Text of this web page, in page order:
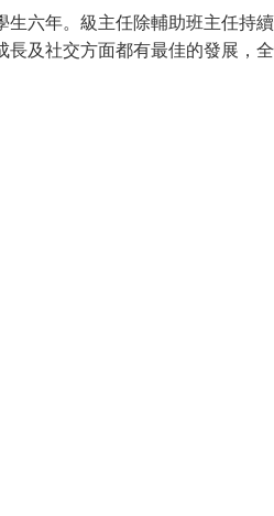
六年。級主任除輔助班主任持
及社交方面都有最佳的發展，全